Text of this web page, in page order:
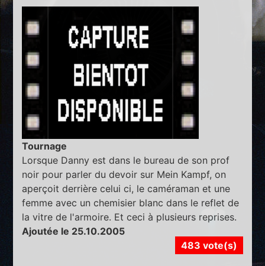
Tournage
Lorsque Danny est dans le bureau de son prof
noir pour parler du devoir sur Mein Kampf, on
aperçoit derrière celui ci, le caméraman et une
femme avec un chemisier blanc dans le reflet de
la vitre de l'armoire. Et ceci à plusieurs reprises.
Ajoutée le 25.10.2005
483 vote(s)